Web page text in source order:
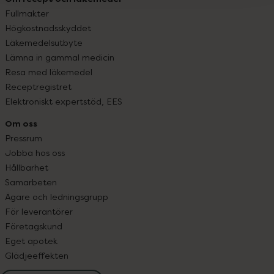
Fullmakter
Högkostnadsskyddet
Läkemedelsutbyte
Lämna in gammal medicin
Resa med läkemedel
Receptregistret
Elektroniskt expertstöd, EES
Om oss
Pressrum
Jobba hos oss
Hållbarhet
Samarbeten
Ägare och ledningsgrupp
För leverantörer
Företagskund
Eget apotek
Glädjeeffekten